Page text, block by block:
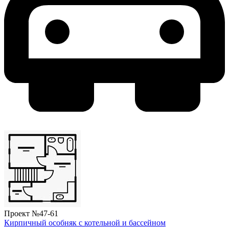
Проект №47-61
Кирпичный особняк с котельной и бассейном